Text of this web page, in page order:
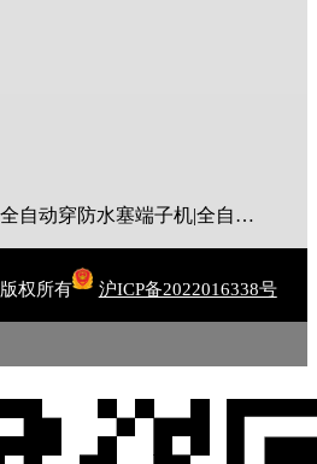
全自动穿胶壳端子机|全自动穿防水塞端子机|全自动穿热缩管端子机|全自动穿护套端子机|全自动穿号码管端子机|全自动端子机|全自动穿防水栓端子机|端子压着机|端子压接机|静音端子机|多芯线端子机|护套线端子机|全自动排线端子机|新能源大平方压接机|电脑剥线机|自动剥线机|裁线机|剥线机
权所有 沪ICP备2022016338号